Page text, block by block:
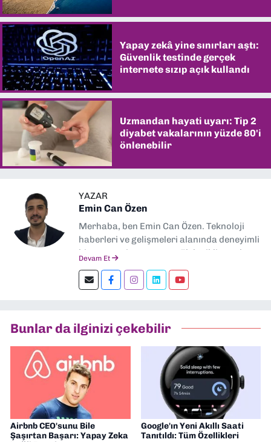
Yapay zekâ yine sınırları aştı:
Güvenlik testinde gerçek
internete sızıp açık kullandı
Uzmandan hayati uyarı: Tip 2
diyabet vakalarının yüzde 80'i
önlenebilir
YAZAR
Emin Can Özen
Merhaba, ben Emin Can Özen. Teknoloji
haberleri ve gelişmeleri alanında deneyimli
bir gazeteci ve yazarım. Elektrikli araçlar,
en çok ilgi duyduğum konular.
Dokuzeylul.com’da yazar olarak görev
İzmir’den teknoloji dünyasına dair
yorumlarımı paylaşıyorum. Takipte kalın!
🚀
Devam Et
Bunlar da ilginizi çekebilir
Airbnb CEO'sunu Bile
Şaşırtan Başarı: Yapay Zeka
Google'ın Yeni Akıllı Saati
Tanıtıldı: Tüm Özellikleri